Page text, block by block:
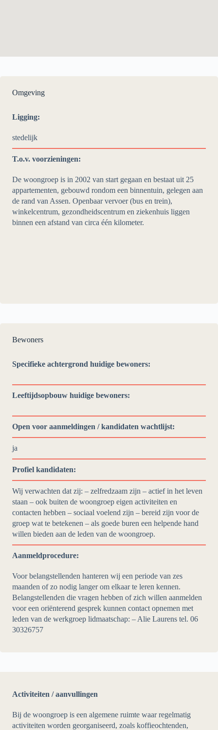
Omgeving
Ligging:
stedelijk
T.o.v. voorzieningen:
De woongroep is in 2002 van start gegaan en bestaat uit 25
appartementen, gebouwd rondom een binnentuin, gelegen aan
de rand van Assen. Openbaar vervoer (bus en trein),
winkelcentrum, gezondheidscentrum en ziekenhuis liggen
binnen een afstand van circa één kilometer.
Bewoners
Specifieke achtergrond huidige bewoners:
Leeftijdsopbouw huidige bewoners:
Open voor aanmeldingen / kandidaten wachtlijst:
ja
Profiel kandidaten:
Wij verwachten dat zij: – zelfredzaam zijn – actief in het leven
staan – ook buiten de woongroep eigen activiteiten en
contacten hebben – sociaal voelend zijn – bereid zijn voor de
groep wat te betekenen – als goede buren een helpende hand
willen bieden aan de leden van de woongroep.
Aanmeldprocedure:
Voor belangstellenden hanteren wij een periode van zes
maanden of zo nodig langer om elkaar te leren kennen.
Belangstellenden die vragen hebben of zich willen aanmelden
voor een oriënterend gesprek kunnen contact opnemen met
leden van de werkgroep lidmaatschap: – Alie Laurens tel. 06
30326757
Activiteiten / aanvullingen
Bij de woongroep is een algemene ruimte waar regelmatig
activiteiten worden georganiseerd, zoals koffieochtenden,